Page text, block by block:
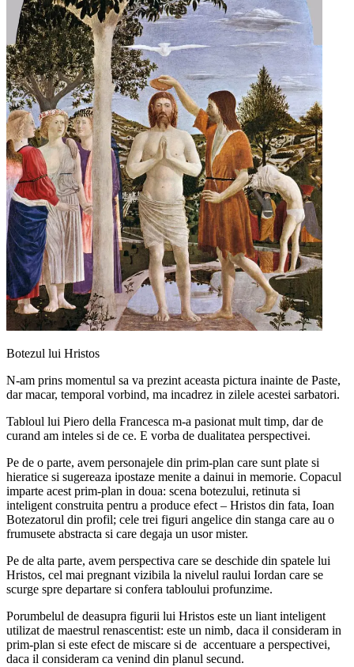
Botezul lui Hristos
N-am prins momentul sa va prezint aceasta pictura inainte de Paste,
dar macar, temporal vorbind, ma incadrez in zilele acestei sarbatori.
Tabloul lui Piero della Francesca m-a pasionat mult timp, dar de
curand am inteles si de ce. E vorba de dualitatea perspectivei.
Pe de o parte, avem personajele din prim-plan care sunt plate si
hieratice si sugereaza ipostaze menite a dainui in memorie. Copacul
imparte acest prim-plan in doua: scena botezului, retinuta si
inteligent construita pentru a produce efect – Hristos din fata, Ioan
Botezatorul din profil; cele trei figuri angelice din stanga care au o
frumusete abstracta si care degaja un usor mister.
Pe de alta parte, avem perspectiva care se deschide din spatele lui
Hristos, cel mai pregnant vizibila la nivelul raului Iordan care se
scurge spre departare si confera tabloului profunzime.
Porumbelul de deasupra figurii lui Hristos este un liant inteligent
utilizat de maestrul renascentist: este un nimb, daca il consideram in
prim-plan si este efect de miscare si de accentuare a perspectivei,
daca il consideram ca venind din planul secund.